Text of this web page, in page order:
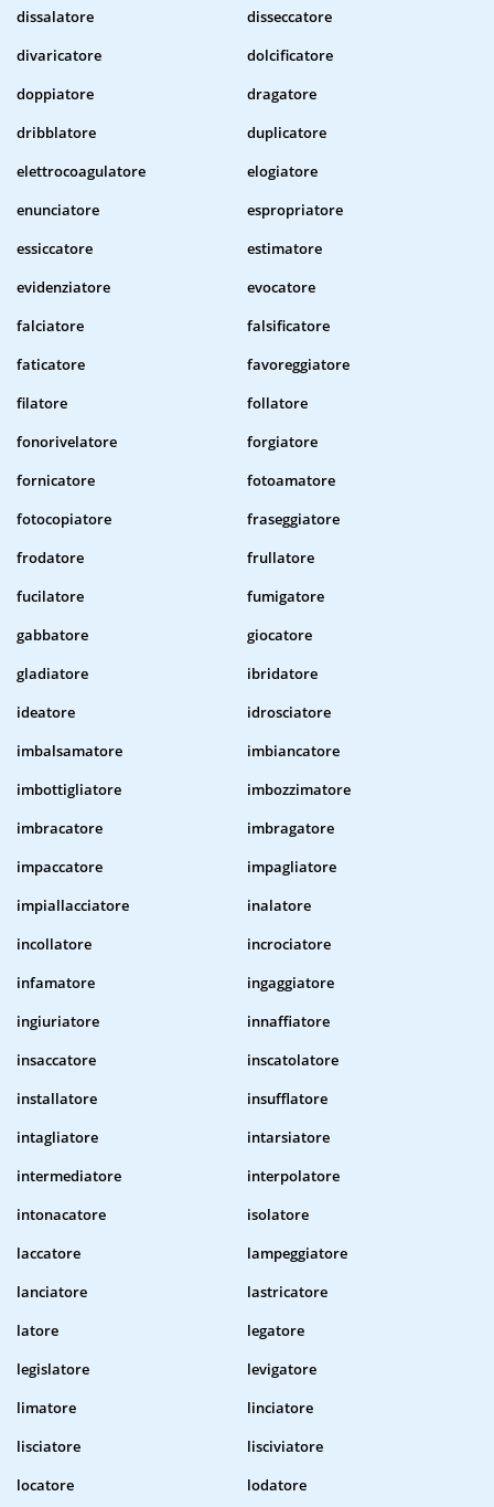
dissalatore
disseccatore
divaricatore
dolcificatore
doppiatore
dragatore
dribblatore
duplicatore
elettrocoagulatore
elogiatore
enunciatore
espropriatore
essiccatore
estimatore
evidenziatore
evocatore
falciatore
falsificatore
faticatore
favoreggiatore
filatore
follatore
fonorivelatore
forgiatore
fornicatore
fotoamatore
fotocopiatore
fraseggiatore
frodatore
frullatore
fucilatore
fumigatore
gabbatore
giocatore
gladiatore
ibridatore
ideatore
idrosciatore
imbalsamatore
imbiancatore
imbottigliatore
imbozzimatore
imbracatore
imbragatore
impaccatore
impagliatore
impiallacciatore
inalatore
incollatore
incrociatore
infamatore
ingaggiatore
ingiuriatore
innaffiatore
insaccatore
inscatolatore
installatore
insufflatore
intagliatore
intarsiatore
intermediatore
interpolatore
intonacatore
isolatore
laccatore
lampeggiatore
lanciatore
lastricatore
latore
legatore
legislatore
levigatore
limatore
linciatore
lisciatore
lisciviatore
locatore
lodatore